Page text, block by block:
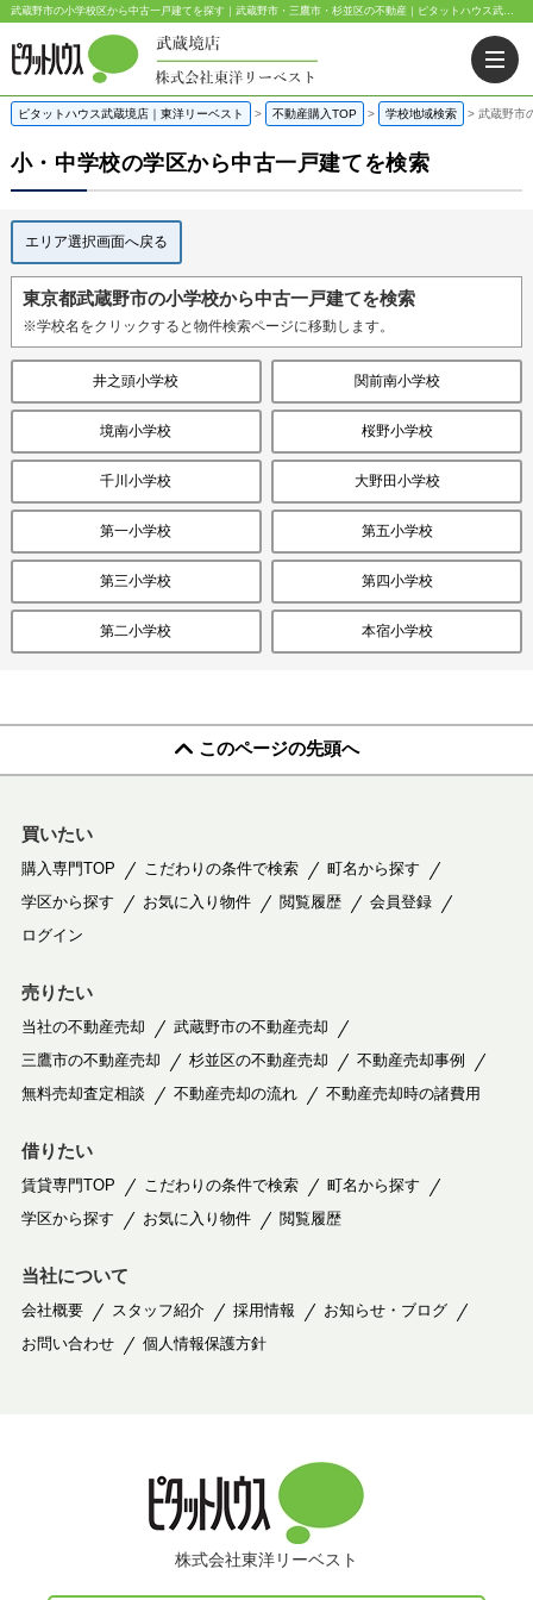
武蔵野市の小学校区から中古一戸建てを探す｜武蔵野市・三鷹市・杉並区の不動産｜ピタットハウス武蔵境店・阿佐ヶ谷店
ピタットハウス武蔵境店｜東洋リーベスト > 不動産購入TOP > 学校地域検索 > 武蔵野市
小・中学校の学区から中古一戸建てを検索
エリア選択画面へ戻る
東京都武蔵野市の小学校から中古一戸建てを検索
※学校名をクリックすると物件検索ページに移動します。
井之頭小学校 関前南小学校
境南小学校 桜野小学校
千川小学校 大野田小学校
第一小学校 第五小学校
第三小学校 第四小学校
第二小学校 本宿小学校
このページの先頭へ
買いたい
購入専門TOP こだわりの条件で検索
町名から探す
学区から探す
お気に入り物件 閲覧履歴
会員登録
ログイン
売りたい
当社の不動産売却
武蔵野市の不動産売却
三鷹市の不動産売却
杉並区の不動産売却
不動産売却事例
無料売却査定相談
不動産売却の流れ 不動産売却時の諸費用
借りたい
賃貸専門TOP こだわりの条件で検索
町名から探す
学区から探す
お気に入り物件 閲覧履歴
当社について
会社概要 スタッフ紹介 採用情報
お知らせ・ブログ
お問い合わせ
個人情報保護方針
株式会社東洋リーベスト